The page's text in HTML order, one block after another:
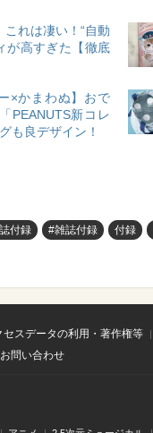
これは凄い！“自動
が高すぎた【徹底
×かまわぬ】おで
PEANUTS新コレ
も良デザイン！
付録 #雑誌付録 付録
セスデータの利用・著作権等
問い合わせ